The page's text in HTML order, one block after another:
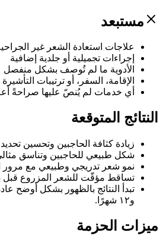
مستبعد
علاجات استعادة الشعر غير
إجراءات تجميلية أو جلدية إضافية
الأدوية ما لم تُوصف بشكل منفصل
الإقامة، السفر، أو ترتيبات التأشيرة
أي خدمات لم يُنصّ عليها صراحةً
النتائج المتوقعة
زيادة كثافة الحاجبين وتحسين
شكل طبيعي للحاجبين وتناسق
نمو شعر تدريجي وطبيعي مع مرور
تساقط مؤقّت للشعر المزروع قبل
و١٢ شهرًا.
ميزات الحزمة